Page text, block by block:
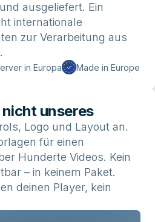
ausgeliefert. Ein
internationale
zur Verarbeitung aus
in Europa Made in Europe
unseres
Logo und Layout an.
für einen
Hunderte Videos. Kein
– in keinem Paket.
deinen Player, kein